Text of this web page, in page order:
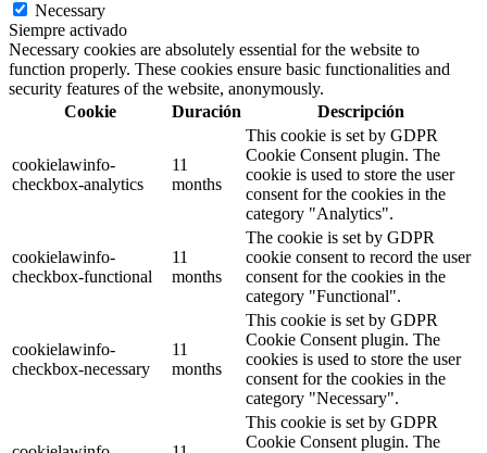
Necessary
Siempre activado
Necessary cookies are absolutely essential for the website to
function properly. These cookies ensure basic functionalities and
security features of the website, anonymously.
Cookie
Duración Descripción
cookielawinfo-
checkbox-analytics
11
months
This cookie is set by GDPR
Cookie Consent plugin. The
cookie is used to store the user
consent for the cookies in the
category "Analytics".
cookielawinfo-
checkbox-functional
11
months
The cookie is set by GDPR
cookie consent to record the user
consent for the cookies in the
category "Functional".
cookielawinfo-
checkbox-necessary
11
months
This cookie is set by GDPR
Cookie Consent plugin. The
cookies is used to store the user
consent for the cookies in the
category "Necessary".
This cookie is set by GDPR
Cookie Consent plugin. The